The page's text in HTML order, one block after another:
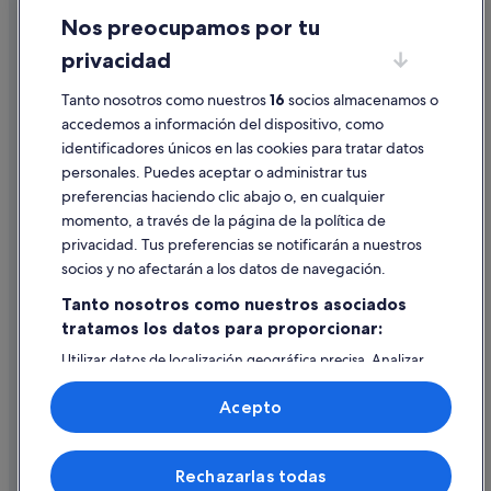
Condiciones de uso
Información legal/contacto
Pautas sobre el contenido y cómo denunciar contenido
Ayuda
Cancelar un vuelo
Cancelar una reserva de hotel o de un alquiler vacacional
Utilizar un cupón de Expedia
Documentos para viajes internacionales
© 2026 Expedia, Inc., una empresa de Expedia Group. Todos los
derechos reservados. Expedia y el logotipo de Expedia son marcas
Nos preocupamos por tu
privacidad
Tanto nosotros como nuestros16 socios almacenamos o
accedemos a información del dispositivo, como
identificadores únicos en las cookies para tratar datos
personales. Puedes aceptar o administrar tus
preferencias haciendo clic abajo o, en cualquier
momento, a través de la página de la política de
privacidad. Tus preferencias se notificarán a nuestros
socios y no afectarán a los datos de navegación.
Tanto nosotros como nuestros asociados
tratamos los datos para proporcionar:
Utilizar datos de localización geográfica precisa. Analizar
activamente las características del dispositivo para su
identificación. Almacenar la información en un dispositivo
y/o acceder a ella. Publicidad y contenido personalizados,
medición de publicidad y contenido, investigación de
audiencia y desarrollo de servicios.
Lista de asociados (proveedores)
Rechazarlas todas
Acepto